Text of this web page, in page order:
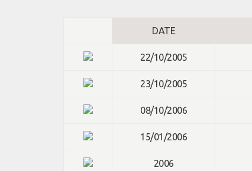
DATE
22/10/2005
23/10/2005
08/10/2006
15/01/2006
2006